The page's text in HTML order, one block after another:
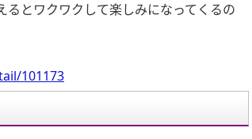
とワクワクして楽しみになってくるの
101173